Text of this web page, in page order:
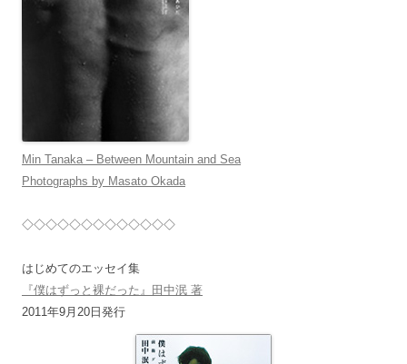
Min Tanaka – Between Mountain and Sea
Photographs by Masato Okada
◇◇◇◇◇◇◇◇◇◇◇◇◇
はじめてのエッセイ集
『僕はずっと裸だった』田中泯 著
2011年9月20日発行